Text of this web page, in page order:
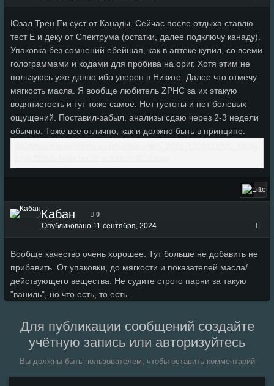
Юзал Трен Еи суст от Канады. Сейчас после отдыха ставлю
тест Е и деку от Спектрума (остатки, далее подключу канаду).
Упаковка без сомнений ебейшая, как в аптеке купил, со всеми
голограммами и кодами для пробива на ориг. Хотя этим не
пользуюсь уже давно ибо уверен в Никите. Далее что отмечу
мягкость масла. Я вообще любитель ZPHC за их этакую
водянистость и тут тоже самое. Нет густоты и нет болевых
ощущений. Поставил-забыл. анализы сдаю через 2-3 недели
обычно. Тоже все отлично, как и должно быть в принципе.
1
Кабан 0
Опубликовано 11 сентября, 2024
Вообще качество очень хорошее. Тут больше не добавить не
прибавить. От упаковки, до мягкости и показателей масла/
действующего вещества. Не судите строго парни за такую
"ваниль", но что есть, то есть.
Для публикации сообщений создайте
учётную запись или авторизуйтесь
Вы должны быть пользователем, чтобы оставить комментарий